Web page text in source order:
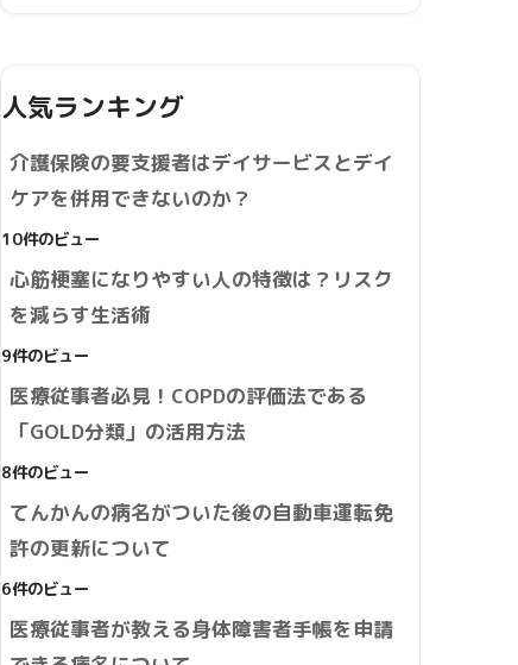
人気ランキング
介護保険の要支援者はデイサービスとデイ
ケアを併用できないのか？
10件のビュー
心筋梗塞になりやすい人の特徴は？リスク
を減らす生活術
9件のビュー
医療従事者必見！COPDの評価法である
「GOLD分類」の活用方法
8件のビュー
てんかんの病名がついた後の自動車運転免
許の更新について
6件のビュー
医療従事者が教える身体障害者手帳を申請